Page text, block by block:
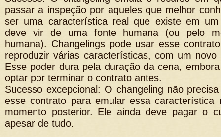
passar a inspeção por aqueles que melhor
ser uma característica real que existe em
deve vir de uma fonte humana (ou pelo
humana). Changelings pode usar esse
reproduzir várias características, com um
Esse poder dura pela duração da cena,
optar por terminar o contrato antes.
Sucesso excepcional: O changeling não
esse contrato para emular essa característica
momento posterior. Ele ainda deve pagar o
apesar de tudo.